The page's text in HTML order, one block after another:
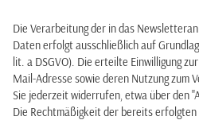
Die Verarbeitung der in das
Daten erfolgt ausschließlich auf
lit. a DSGVO). Die erteilte Einwilligung
Mail-Adresse sowie deren Nutzung zum
Sie jederzeit widerrufen, etwa über den
Die Rechtmäßigkeit der bereits